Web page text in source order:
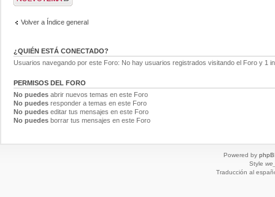
Volver a Índice general
¿QUIÉN ESTÁ CONECTADO?
Usuarios navegando por este Foro: No hay usuarios registrados visitando el Foro y 1
PERMISOS DEL FORO
No puedes abrir nuevos temas en este Foro
No puedes responder a temas en este Foro
No puedes editar tus mensajes en este Foro
No puedes borrar tus mensajes en este Foro
Powered by
Style
Traducción al